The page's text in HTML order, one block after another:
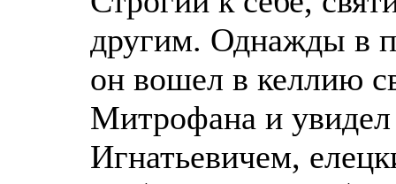
другим. Однажды в
он вошел в келлию
Митрофана и увидел
Игнатьевичем,